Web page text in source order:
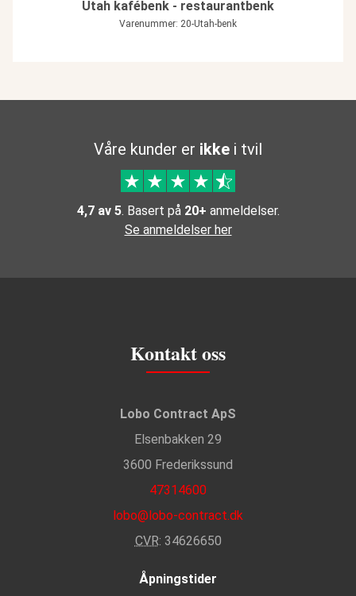
Utah kafébenk - restaurantbenk
Varenummer: 20-Utah-benk
Våre kunder er ikke i tvil
4,7 av 5. Basert på 20+ anmeldelser.
Se anmeldelser her
Kontakt oss
Lobo Contract ApS
Elsenbakken 29
3600 Frederikssund
47314600
lobo@lobo-contract.dk
CVR: 34626650
Åpningstider